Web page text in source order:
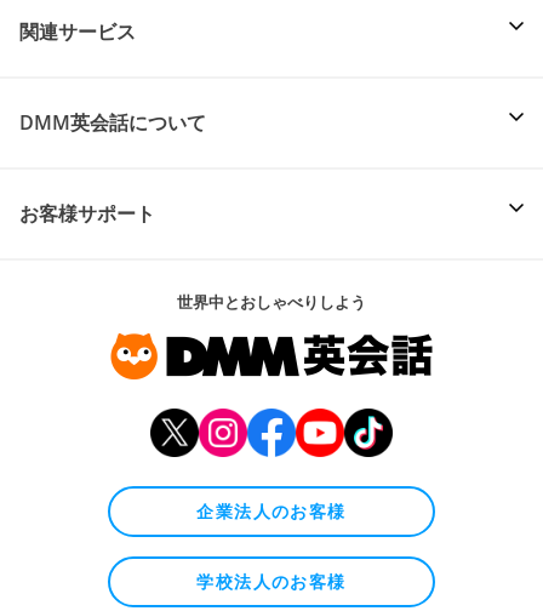
関連サービス
DMM英会話について
お客様サポート
世界中とおしゃべりしよう
企業法人のお客様
学校法人のお客様